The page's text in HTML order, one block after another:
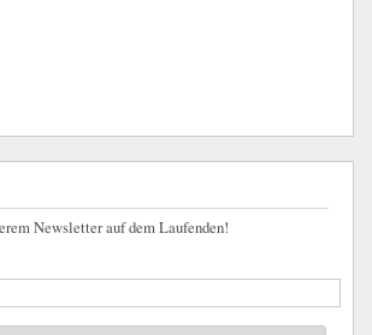
Newsletter auf dem Laufenden!